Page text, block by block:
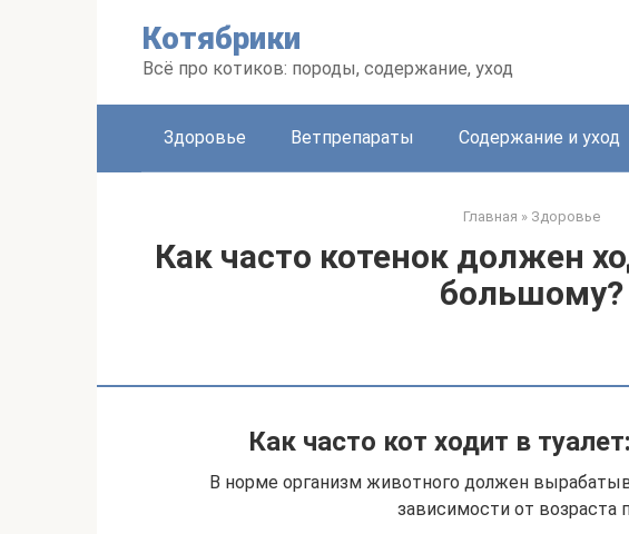
Котябрики
Всё про котиков: породы, содержание, уход
Здоровье Ветпрепараты Содержание и уход
Главная » Здоровье
Как часто котенок должен
большому?
Как часто кот ходит в
В норме организм животного должен
зависимости от возраста